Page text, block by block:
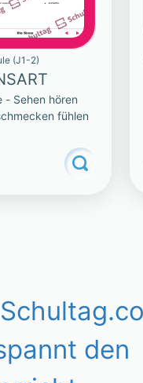
(J1-2)
- Sehen hören
fühlen
den